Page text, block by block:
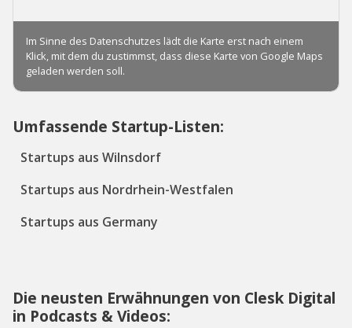
Umfassende Startup-Listen:
Startups aus Wilnsdorf
Startups aus Nordrhein-Westfalen
Startups aus Germany
Die neusten Erwähnungen von Clesk Digital
in Podcasts & Videos: